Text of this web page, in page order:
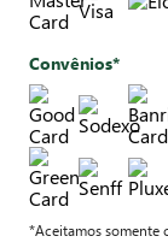
Convênios*
*Aceitamos somente